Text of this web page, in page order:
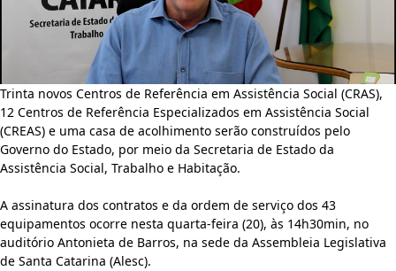
Trinta novos Centros de Referência em Assistência Social (CRAS),
12 Centros de Referência Especializados em Assistência Social
(CREAS) e uma casa de acolhimento serão construídos pelo
Governo do Estado, por meio da Secretaria de Estado da
Assistência Social, Trabalho e Habitação.
A assinatura dos contratos e da ordem de serviço dos 43
equipamentos ocorre nesta quarta-feira (20), às 14h30min, no
auditório Antonieta de Barros, na sede da Assembleia Legislativa
de Santa Catarina (Alesc).